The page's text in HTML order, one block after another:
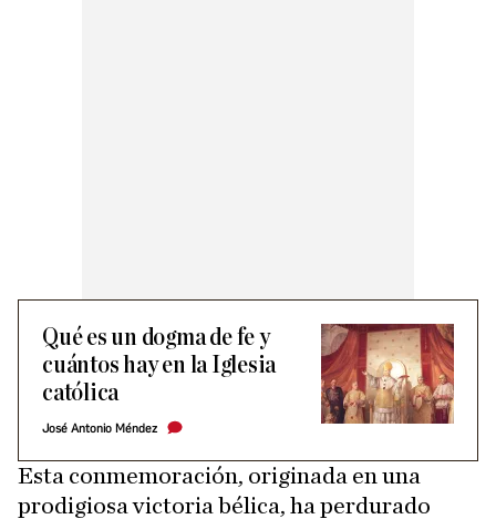
Qué es un dogma de fe y
cuántos hay en la Iglesia
católica
José Antonio Méndez
Esta conmemoración, originada en una
prodigiosa victoria bélica, ha perdurado